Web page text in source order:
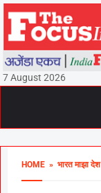
7 August 2026
HOME » भारत माझा देश